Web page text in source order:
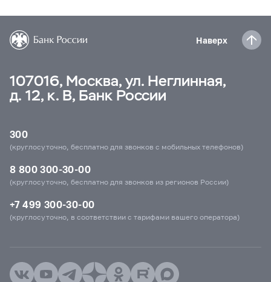
Наверх
107016, Москва, ул. Неглинная,
д. 12, к. В, Банк России
300
(круглосуточно, бесплатно для звонков с мобильных телефонов)
8 800 300-30-00
(круглосуточно, бесплатно для звонков из регионов России)
+7 499 300-30-00
(круглосуточно, в соответствии с тарифами вашего оператора)